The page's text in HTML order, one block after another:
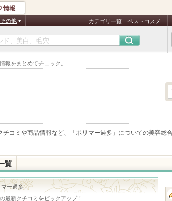
報をまとめてチェック。
情報
その他 カテゴリ一覧 ベストコスメ
チコミや商品情報など、「 ポリマー過多 」についての美容総
覧
マー過多
最新クチコミをピックアップ！